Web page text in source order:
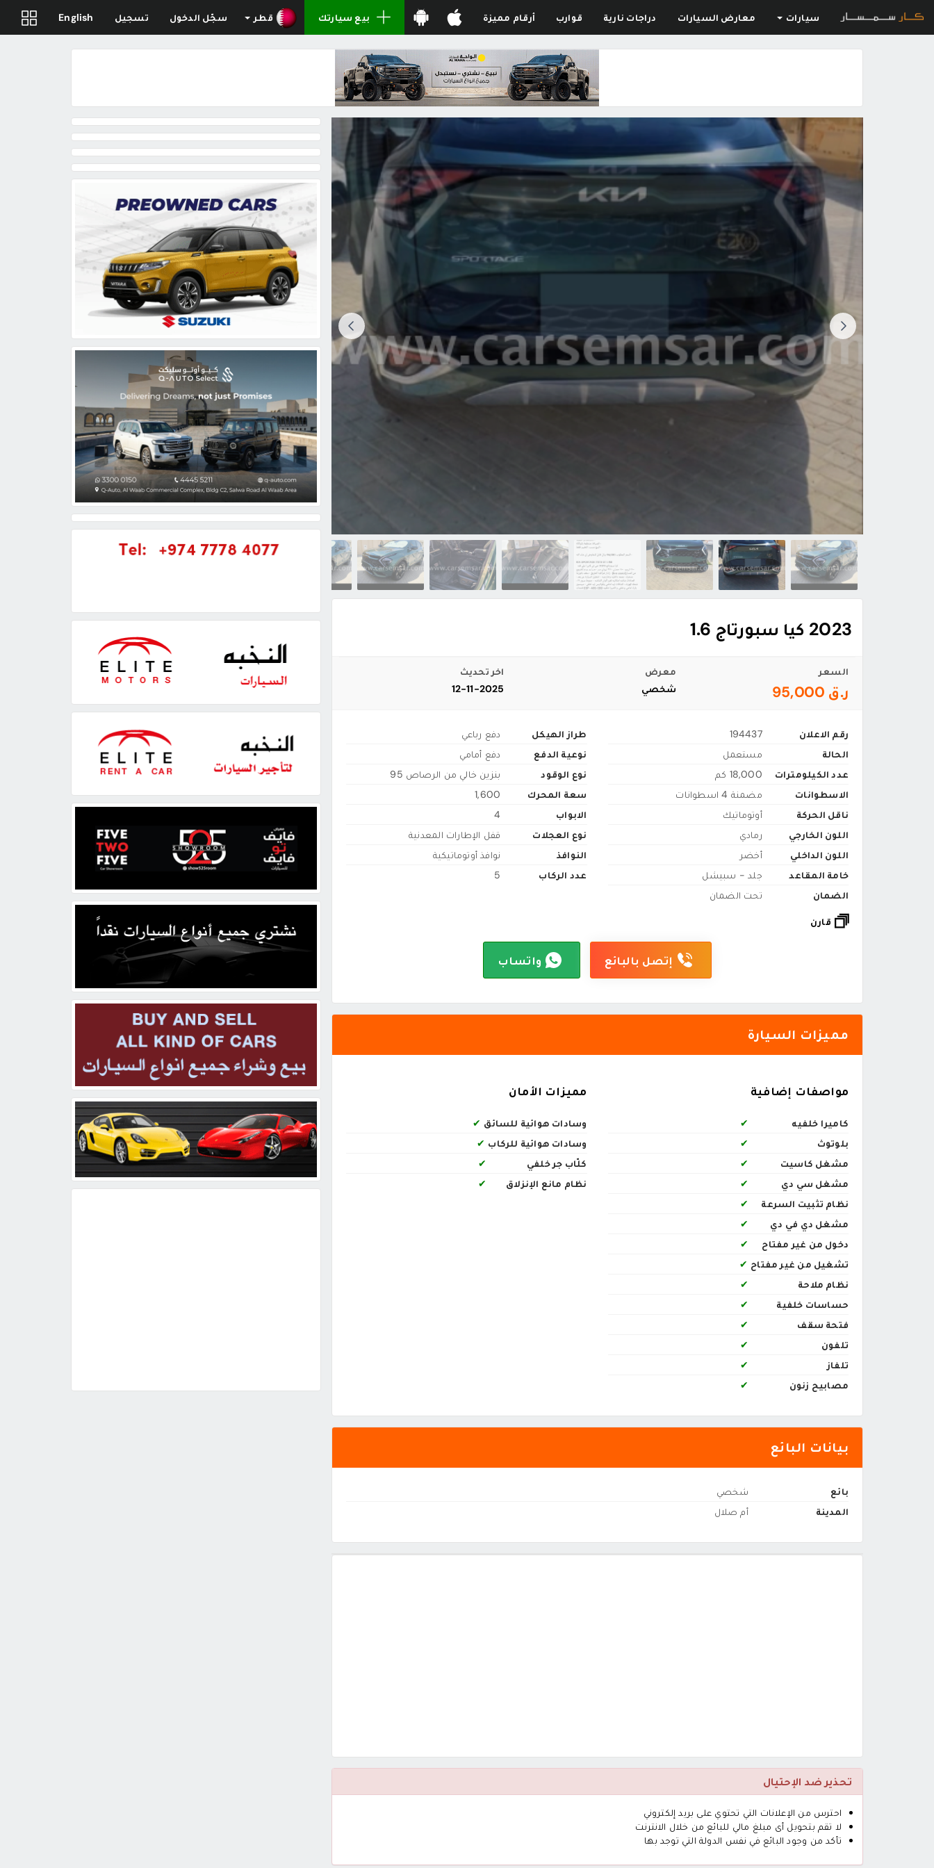
سيارات معارض السيارات دراجات نارية قوارب أرقام مميزة بيع سيارتك قطر سجّل الدخول تسجيل English
2023 كيا سبورتاج 1.6
السعر
ر.ق 95,000
معرض
شخصي
اخر تحديث
12-11-2025
رقم الاعلان
194437
الحالة
مستعمل
عدد الكيلومترات
18,000 كم
الاسطوانات
مضمنة 4 اسطوانات
ناقل الحركة
أوتوماتيك
اللون الخارجي
رمادي
اللون الداخلي
أخضر
خامة المقاعد
جلد - سبيشل
الضمان
تحت الضمان
طراز الهيكل
دفع رباعي
نوعية الدفع
دفع أمامي
نوع الوقود
بنزين خالي من الرصاص 95
سعة المحرك
1,600
الابواب
4
نوع العجلات
قفل الإطارات المعدنية
النوافذ
نوافذ أوتوماتيكية
عدد الركاب
5
قارن
إتصل بالبائع واتساب
مميزات السيارة
مواصفات إضافية
كاميرا خلفيه
✔
بلوتوث
✔
مشغل كاسيت
✔
مشغل سي دي
✔
نظام تثبيت السرعة
✔
مشغل دي في دي
✔
دخول من غير مفتاح
✔
تشغيل من غير مفتاح ✔
نظام ملاحة
✔
حساسات خلفية
✔
فتحة سقف
✔
تلفون
✔
تلفاز
✔
مصابيح زنون
✔
مميزات الأمان
وسادات هوائية للسائق ✔
وسادات هوائية للركاب ✔
كلّاب جر خلفي
✔
نظام مانع الإنزلاق
✔
بيانات البائع
بائع
شخصي
المدينة
أم صلال
تحذير ضد الإحتيال
احترس من الإعلانات التي تحتوي على بريد إلكتروني
لا تقم بتحويل أى مبلغ مالي للبائع من خلال الانترنت
تأكد من وجود البائع في نفس الدولة التي توجد بها